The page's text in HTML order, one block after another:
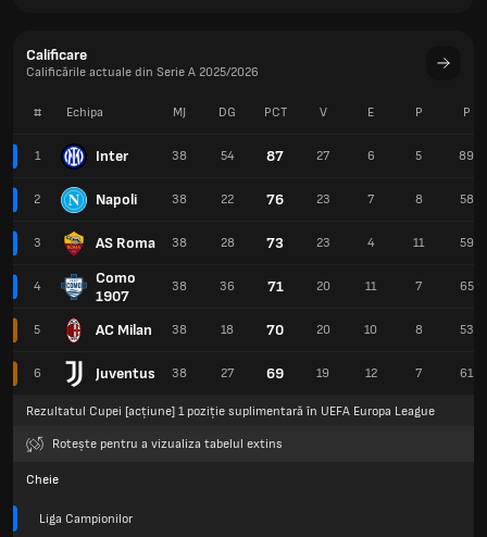
Calificare
Calificările actuale din Serie A 2025/2026
# Echipa
1 Inter
2 Napoli
3 AS Roma
4
Como
1907
5 AC Milan
6 Juventus
MJ DG PCT V E P P
38 54 87 27 6 5 89
38 22 76 23 7 8 58
38 28 73 23 4 11 59
38 36 71 20 11 7 65
38 18 70 20 10 8 53
38 27 69 19 12 7 61
Rezultatul Cupei [acțiune] 1 poziție suplimentară în UEFA Europa League
Rotește pentru a vizualiza tabelul extins
Cheie
Liga Campionilor